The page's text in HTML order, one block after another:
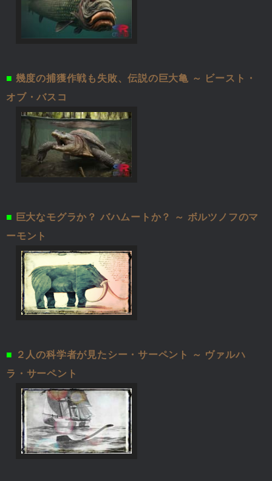
■ 幾度の捕獲作戦も失敗、伝説の巨大亀 ～ ビースト・
オブ・バスコ
■ 巨大なモグラか？ バハムートか？ ～ ボルツノフのマ
ーモント
■
２人の科学者が見たシー・サーペント ～ ヴァルハ
ラ・サーペント